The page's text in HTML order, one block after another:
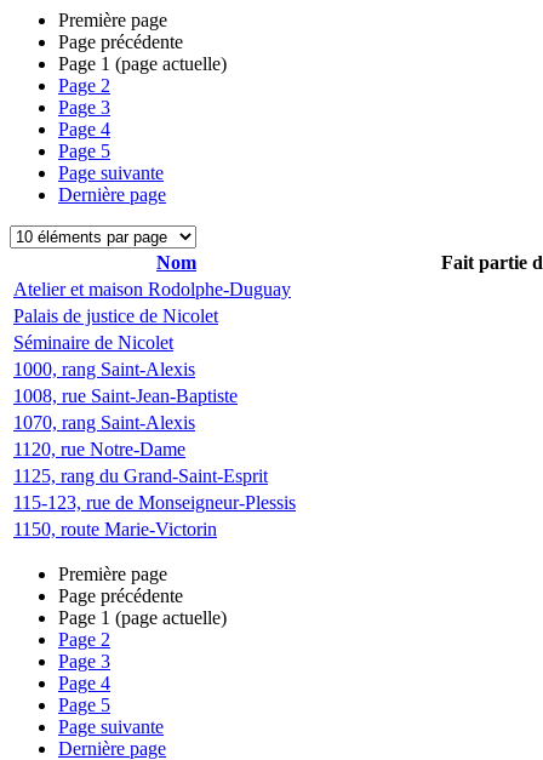
Première page
Page précédente
Page 1 (page actuelle)
Page 2
Page 3
Page 4
Page 5
Page suivante
Dernière page
Nom
Fait partie
Atelier et maison Rodolphe-Duguay
Palais de justice de Nicolet
Séminaire de Nicolet
1000, rang Saint-Alexis
1008, rue Saint-Jean-Baptiste
1070, rang Saint-Alexis
1120, rue Notre-Dame
1125, rang du Grand-Saint-Esprit
115-123, rue de Monseigneur-Plessis
1150, route Marie-Victorin
Première page
Page précédente
Page 1 (page actuelle)
Page 2
Page 3
Page 4
Page 5
Page suivante
Dernière page